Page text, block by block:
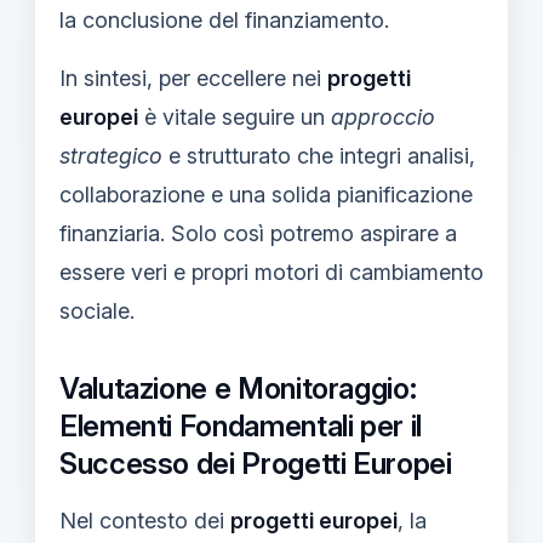
la conclusione del finanziamento.
In sintesi, per eccellere nei progetti
europei è vitale seguire un approccio
strategico e strutturato che integri analisi,
collaborazione e una solida pianificazione
finanziaria. Solo così potremo aspirare a
essere veri e propri motori di cambiamento
sociale.
Valutazione e Monitoraggio:
Elementi Fondamentali per il
Successo dei Progetti Europei
Nel contesto dei progetti europei, la